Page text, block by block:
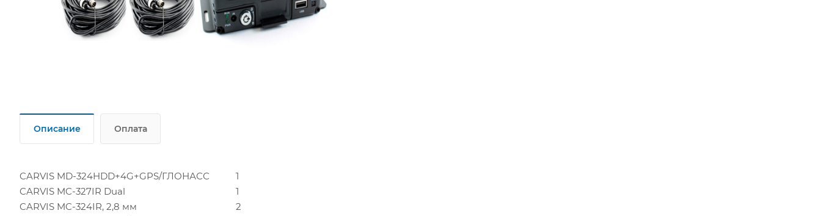
Описание Оплата
CARVIS MD-324HDD+4G+GPS/ГЛОНАСС
1
CARVIS MC-327IR Dual
1
CARVIS MC-324IR, 2,8 мм
2